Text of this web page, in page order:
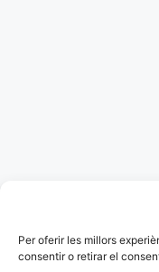
Per oferir les millors
consentir o retirar el